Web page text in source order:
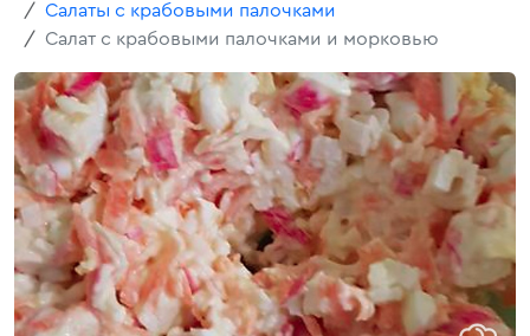
Салаты с крабовыми палочками
Салат с крабовыми палочками и морковью